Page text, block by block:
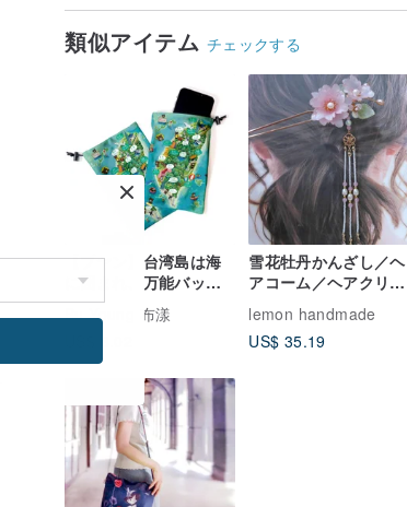
類似アイテム チェックする
【ブヤン】台湾島は海
に囲まれ、万能バッグ
＝携帯バッグ＝マイク
ロファイバー＝台湾の
Bu Young 布漾
雪花牡丹かんざし／ヘ
アコーム／ヘアクリッ
プ（タッセル取り外し
可能）
lemon handmade
US$ 35.19